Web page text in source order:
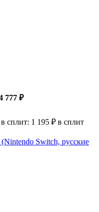
777 ₽
сплит: 1 195 ₽ в сплит
Switch, русские